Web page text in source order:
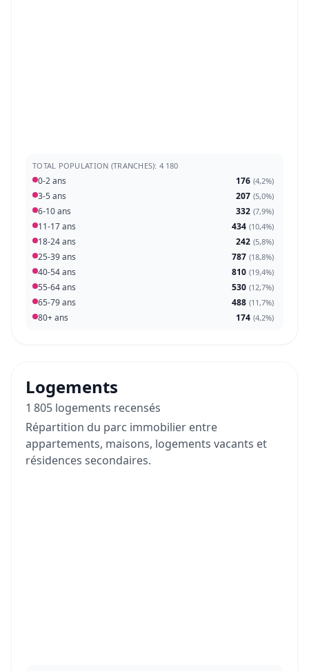
TOTAL POPULATION (TRANCHES): 4 180
0-2 ans 176 (4,2%)
3-5 ans 207 (5,0%)
6-10 ans 332 (7,9%)
11-17 ans 434 (10,4%)
18-24 ans 242 (5,8%)
25-39 ans 787 (18,8%)
40-54 ans 810 (19,4%)
55-64 ans 530 (12,7%)
65-79 ans 488 (11,7%)
80+ ans 174 (4,2%)
Logements
1 805 logements recensés
Répartition du parc immobilier entre
appartements, maisons, logements vacants et
résidences secondaires.